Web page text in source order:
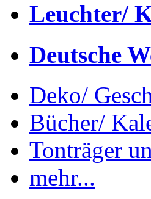
Leuchter/
Deutsche
Deko/
Bücher/
Tonträger
mehr...